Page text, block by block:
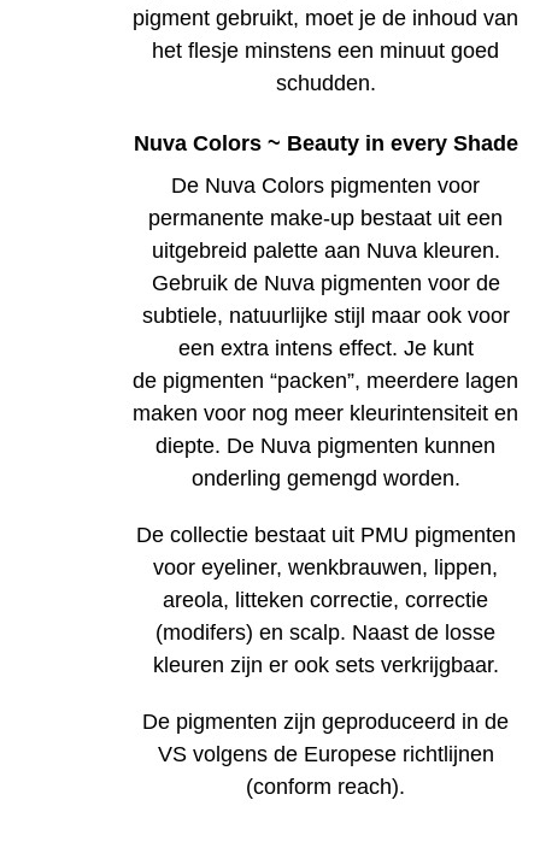
pigment gebruikt, moet je de inhoud van
het flesje minstens een minuut goed
schudden.
Nuva Colors ~ Beauty in every Shade
De Nuva Colors pigmenten voor
permanente make-up bestaat uit een
uitgebreid palette aan Nuva kleuren.
Gebruik de Nuva pigmenten voor de
subtiele, natuurlijke stijl maar ook voor
een extra intens effect. Je kunt
de pigmenten “packen”, meerdere lagen
maken voor nog meer kleurintensiteit en
diepte. De Nuva pigmenten kunnen
onderling gemengd worden.
De collectie bestaat uit PMU pigmenten
voor eyeliner, wenkbrauwen, lippen,
areola, litteken correctie, correctie
(modifers) en scalp. Naast de losse
kleuren zijn er ook sets verkrijgbaar.
De pigmenten zijn geproduceerd in de
VS volgens de Europese richtlijnen
(conform reach).